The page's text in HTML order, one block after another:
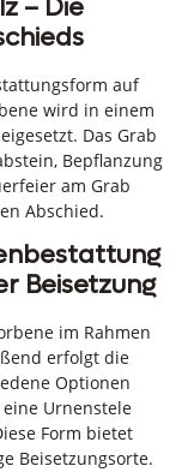
– Die
auf
wird in einem
Das Grab
Bepflanzung
am Grab
Abschied.
Beisetzung
im Rahmen
erfolgt die
Optionen
Urnenstele
Form bietet
Beisetzungsorte.